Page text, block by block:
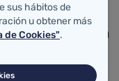
“Las bebidas
contribuir a
de
entre 27,5 y
sus hábitos de
u obtener más
de Cookies".